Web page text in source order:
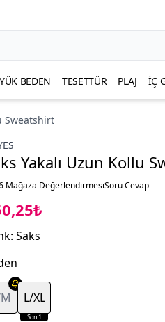
BEDEN TESETTÜR PLAJ İÇ
Sweatshirt
Yakalı Uzun Kollu
Mağaza DeğerlendirmesiSoru Cevap
: Saks
Son 1
L/XL